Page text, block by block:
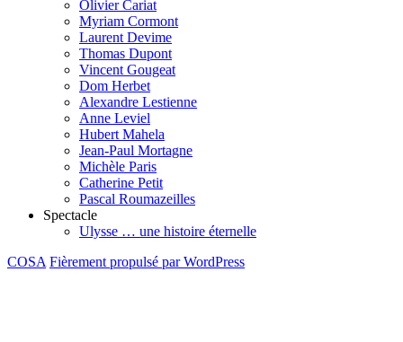
Olivier Cariat
Myriam Cormont
Laurent Devime
Thomas Dupont
Vincent Gougeat
Dom Herbet
Alexandre Lestienne
Anne Leviel
Hubert Mahela
Jean-Paul Mortagne
Michèle Paris
Catherine Petit
Pascal Roumazeilles
Spectacle
Ulysse … une histoire éternelle
COSA Fièrement propulsé par WordPress